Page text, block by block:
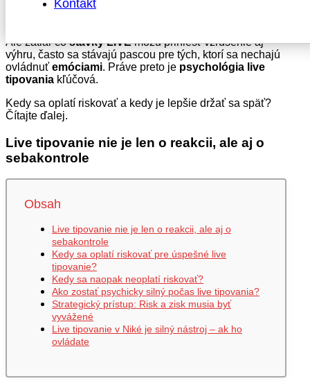
Kontakt
spoločnostiNikémáte široké možnosti, dynamické kurzy
Ale zatiaľ čostávky LIVEmôžu priniesť vzrušenie aj
výhru, často sa stávajú pascou pre tých, ktorí sa nechajú
ovládnuť emóciami. Práve preto je psychológia live
tipovania kľúčová.
Kedy sa oplatí riskovať a kedy je lepšie držať sa späť?
Čítajte ďalej.
Live tipovanie nie je len o reakcii, ale aj o
sebakontrole
Obsah
Live tipovanie nie je len o reakcii, ale aj o
sebakontrole
Kedy sa oplatí riskovať pre úspešné live
tipovanie?
Kedy sa naopak neoplatí riskovať?
Ako zostať psychicky silný počas live tipovania?
Strategický prístup: Risk a zisk musia byť
vyvážené
Live tipovanie v Niké je silný nástroj – ak ho
ovládate